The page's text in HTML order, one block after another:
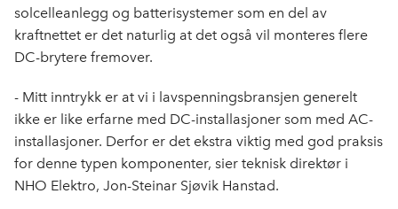
solcelleanlegg og batterisystemer som en del av
kraftnettet er det naturlig at det også vil monteres flere
DC-brytere fremover.
- Mitt inntrykk er at vi i lavspenningsbransjen generelt
ikke er like erfarne med DC-installasjoner som med AC-
installasjoner. Derfor er det ekstra viktig med god praksis
for denne typen komponenter, sier teknisk direktør i
NHO Elektro, Jon-Steinar Sjøvik Hanstad.